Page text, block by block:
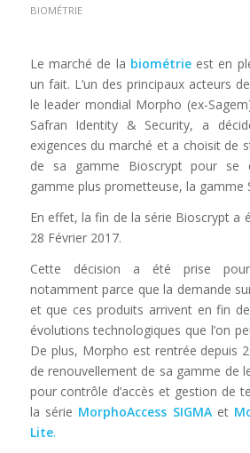
BIOMÉTRIE
Le marché de la biométrieest en
un fait. L’un des principaux acteurs
le leader mondial Morpho (ex-
Safran Identity & Security, a
exigences du marché et a choisit de
de sa gamme Bioscrypt pour se
gamme plus prometteuse, la gamme
En effet, la fin de la série Bioscrypt a
28 Février 2017.
Cette décision a été prise pour
notamment parce que la demande
et que ces produits arrivent en fin
évolutions technologiques que l’on
De plus, Morpho est rentrée depuis
de renouvellement de sa gamme de
pour contrôle d’accès et gestion de
la série MorphoAccess SIGMAet
Lite.